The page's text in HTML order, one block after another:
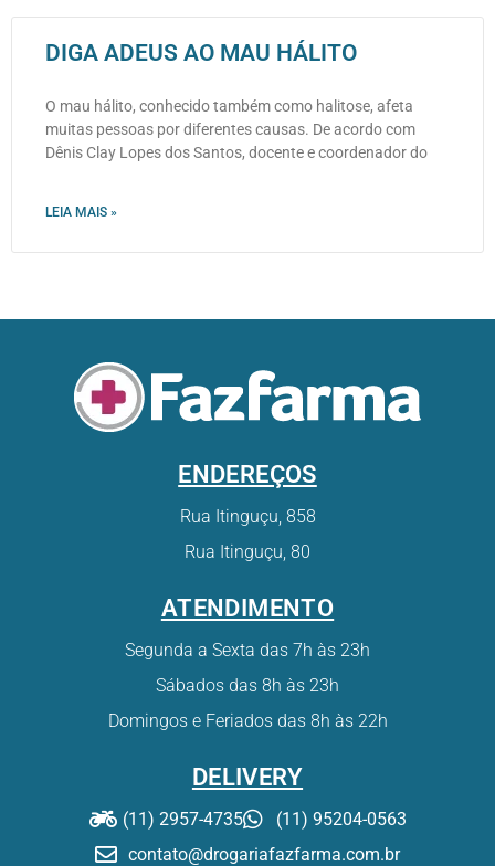
DIGA ADEUS AO MAU HÁLITO
O mau hálito, conhecido também como halitose, afeta
muitas pessoas por diferentes causas. De acordo com
Dênis Clay Lopes dos Santos, docente e coordenador do
LEIA MAIS »
ENDEREÇOS
Rua Itinguçu, 858
Rua Itinguçu, 80
ATENDIMENTO
Segunda a Sexta das 7h às 23h
Sábados das 8h às 23h
Domingos e Feriados das 8h às 22h
DELIVERY
(11) 2957-4735
(11) 95204-0563
contato@drogariafazfarma.com.br